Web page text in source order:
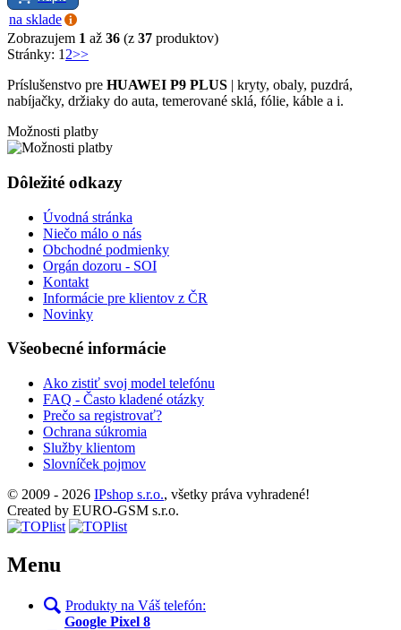
na sklade
Zobrazujem 1 až 36 (z 37 produktov)
Stránky: 1 2>>
Príslušenstvo pre HUAWEI P9 PLUS | kryty, obaly, puzdrá,
nabíjačky, držiaky do auta, temerované sklá, fólie, káble a i.
Možnosti platby
Dôležité odkazy
Úvodná stránka
Niečo málo o nás
Obchodné podmienky
Orgán dozoru - SOI
Kontakt
Informácie pre klientov z ČR
Novinky
Všeobecné informácie
Ako zistiť svoj model telefónu
FAQ - Často kladené otázky
Prečo sa registrovať?
Ochrana súkromia
Služby klientom
Slovníček pojmov
© 2009 - 2026 IPshop s.r.o., všetky práva vyhradené!
Created by EURO-GSM s.r.o.
Menu
Produkty na Váš telefón:
Google Pixel 8